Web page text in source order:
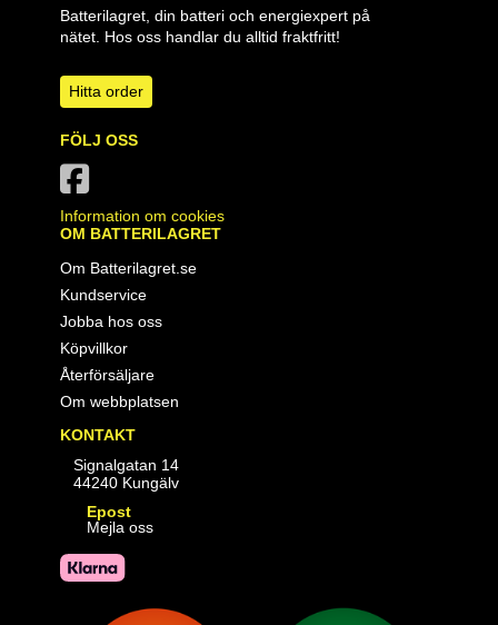
Batterilagret, din batteri och energiexpert på
nätet. Hos oss handlar du alltid fraktfritt!
Hitta order
FÖLJ OSS
Information om cookies
OM BATTERILAGRET
Om Batterilagret.se
Kundservice
Jobba hos oss
Köpvillkor
Återförsäljare
Om webbplatsen
KONTAKT
Signalgatan 14
44240 Kungälv
Epost
Mejla oss